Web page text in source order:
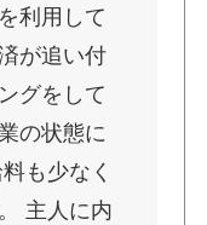
利用して
が追い付
グをして
の状態に
も少なく
主人に内